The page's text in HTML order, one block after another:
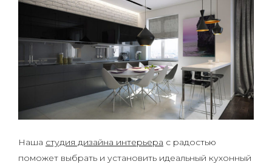
Наша студия дизайна интерьера с радостью
поможет выбрать и установить идеальный кухонный